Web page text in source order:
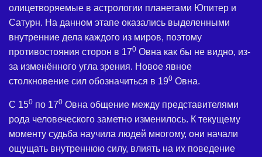
олицетворяемые в астрологии планетами Юпитер и
Сатурн. На данном этапе оказались выделенными
внутренние дела каждого из миров, поэтому
противостояния сторон в 170 Овна как бы не видно, из-
за изменённого угла зрения. Новое явное
столкновение сил обозначиться в 190 Овна.
С 150 по 170 Овна общение между представителями
рода человеческого заметно изменилось. К текущему
моменту судьба научила людей многому, они начали
ощущать внутреннюю силу, влиять на их поведение